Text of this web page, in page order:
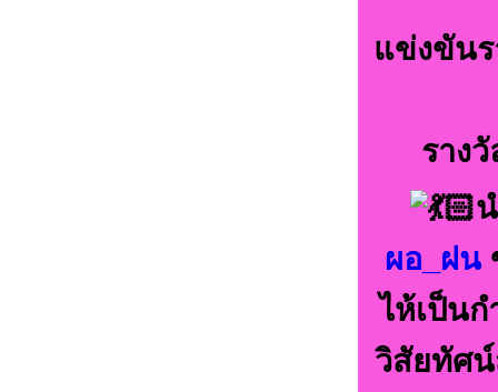
แข่งขัน
ราง
ผอ_ฝน
ไห้เป็นก
วิสัยทัศน์